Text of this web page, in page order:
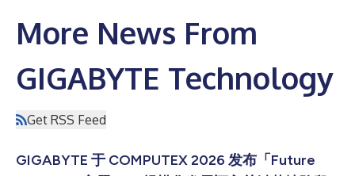
More News From
GIGABYTE Technology
Get RSS Feed
GIGABYTE 于 COMPUTEX 2026 发布「Future